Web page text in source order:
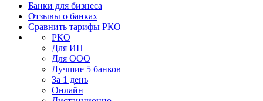
Банки для бизнеса
Отзывы о банках
Сравнить тарифы РКО
РКО
Для ИП
Для ООО
Лучшие 5 банков
За 1 день
Онлайн